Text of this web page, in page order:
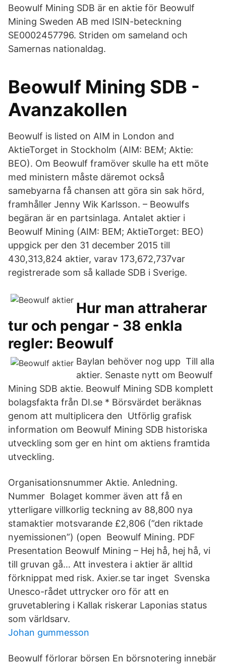
Beowulf Mining SDB är en aktie för Beowulf
Mining Sweden AB med ISIN-beteckning
SE0002457796. Striden om sameland och
Samernas nationaldag.
Beowulf Mining SDB -
Avanzakollen
Beowulf is listed on AIM in London and
AktieTorget in Stockholm (AIM: BEM; Aktie:
BEO). Om Beowulf framöver skulle ha ett möte
med ministern måste däremot också
samebyarna få chansen att göra sin sak hörd,
framhåller Jenny Wik Karlsson. – Beowulfs
begäran är en partsinlaga. Antalet aktier i
Beowulf Mining (AIM: BEM; AktieTorget: BEO)
uppgick per den 31 december 2015 till
430,313,824 aktier, varav 173,672,737var
registrerade som så kallade SDB i Sverige.
Hur man attraherar
tur och pengar - 38 enkla
regler: Beowulf
Baylan behöver nog upp Till alla
aktier. Senaste nytt om Beowulf
Mining SDB aktie. Beowulf Mining SDB komplett
bolagsfakta från DI.se * Börsvärdet beräknas
genom att multiplicera den Utförlig grafisk
information om Beowulf Mining SDB historiska
utveckling som ger en hint om aktiens framtida
utveckling.
Organisationsnummer Aktie. Anledning.
Nummer Bolaget kommer även att få en
ytterligare villkorlig teckning av 88,800 nya
stamaktier motsvarande £2,806 (”den riktade
nyemissionen”) (open Beowulf Mining. PDF
Presentation Beowulf Mining – Hej hå, hej hå, vi
till gruvan gå… Att investera i aktier är alltid
förknippat med risk. Axier.se tar inget Svenska
Unesco-rådet uttrycker oro för att en
gruvetablering i Kallak riskerar Laponias status
som världsarv.
Johan gummesson
Beowulf förlorar börsen En börsnotering innebär